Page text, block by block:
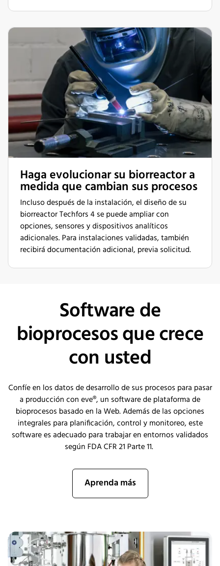
Haga evolucionar su biorreactor a
medida que cambian sus procesos
Incluso después de la instalación, el diseño de su
biorreactor Techfors 4 se puede ampliar con
opciones, sensores y dispositivos analíticos
adicionales. Para instalaciones validadas, también
recibirá documentación adicional, previa solicitud.
Software de
bioprocesos que crece
con usted
Confíe en los datos de desarrollo de sus procesos para pasar
a producción coneve®, un software de plataforma de
bioprocesos basado en la Web. Además de las opciones
integrales para planificación, control y monitoreo, este
software es adecuado para trabajar en entornos validados
según FDA CFR 21 Parte 11.
Aprenda más